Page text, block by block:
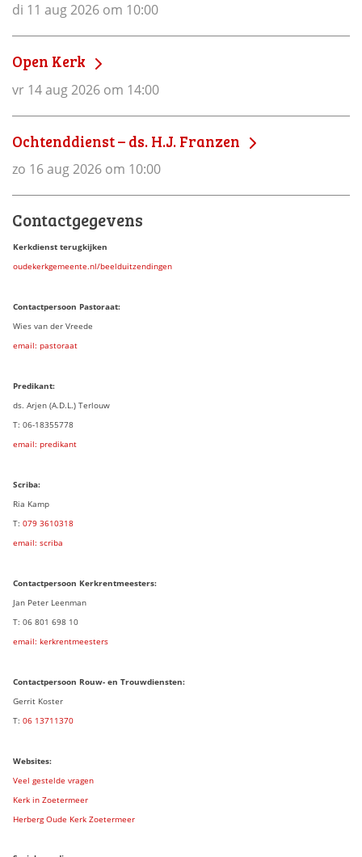
di 11 aug 2026 om 10:00
Open Kerk
vr 14 aug 2026 om 14:00
Ochtenddienst – ds. H.J. Franzen
zo 16 aug 2026 om 10:00
Contactgegevens
Kerkdienst terugkijken
oudekerkgemeente.nl/beelduitzendingen
Contactpersoon Pastoraat:
Wies van der Vreede
email: pastoraat
Predikant:
ds. Arjen (A.D.L.) Terlouw
T: 06-18355778
email: predikant
Scriba:
Ria Kamp
T: 079 3610318
email: scriba
Contactpersoon Kerkrentmeesters:
Jan Peter Leenman
T: 06 801 698 10
email: kerkrentmeesters
Contactpersoon Rouw- en Trouwdiensten:
Gerrit Koster
T: 06 13711370
Websites:
Veel gestelde vragen
Kerk in Zoetermeer
Herberg Oude Kerk Zoetermeer